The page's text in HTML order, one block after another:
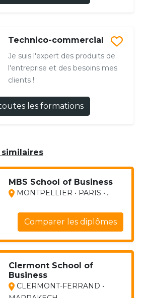
Technico-commercial
Je suis l'expert des produits de
l'entreprise et des besoins mes
clients !
les formations
MBS School of Business
MONTPELLIER • PARIS •...
Comparer les diplômes
Clermont School of
Business
CLERMONT-FERRAND •